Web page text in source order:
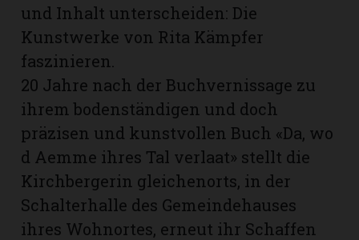
und Inhalt unterscheiden: Die
Kunstwerke von Rita Kämpfer
faszinieren.
20 Jahre nach der Buchvernissage zu
ihrem bodenständigen und doch
präzisen und kunstvollen Buch «Da, wo
d Aemme ihres Tal verlaat» stellt die
Kirch­bergerin gleichenorts, in der
Schalterhalle des Gemeindehauses
ihres Wohnortes, erneut ihr Schaffen